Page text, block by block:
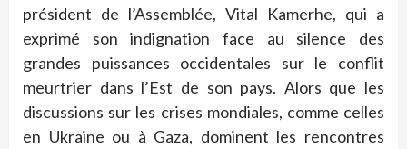
président de l’Assemblée, Vital Kamerhe, qui a
exprimé son indignation face au silence des
grandes puissances occidentales sur le conflit
meurtrier dans l’Est de son pays. Alors que les
discussions sur les crises mondiales, comme celles
en Ukraine ou à Gaza, dominent les rencontres